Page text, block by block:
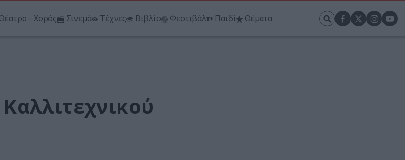
Θέατρο - Χορός Σινεμά Τέχνες Βιβλίο Φεστιβάλ Παιδί Θέματα